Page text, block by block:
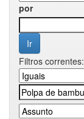
por
Filtros correntes: